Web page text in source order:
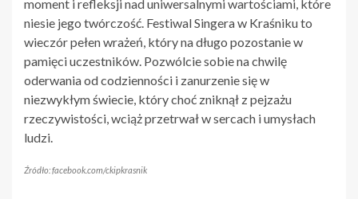
moment i refleksji nad uniwersalnymi wartościami, które
niesie jego twórczość. Festiwal Singera w Kraśniku to
wieczór pełen wrażeń, który na długo pozostanie w
pamięci uczestników. Pozwólcie sobie na chwilę
oderwania od codzienności i zanurzenie się w
niezwykłym świecie, który choć zniknął z pejzażu
rzeczywistości, wciąż przetrwał w sercach i umysłach
ludzi.
Źródło: facebook.com/ckipkrasnik